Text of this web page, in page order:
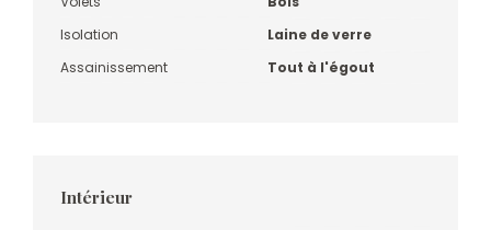
Isolation
Laine de verre
Assainissement
Tout à l'égout
Intérieur